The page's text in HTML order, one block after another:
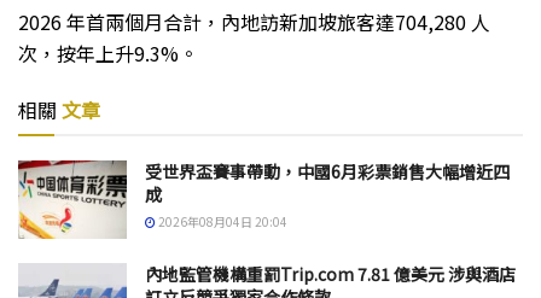
2026 年首兩個月合計，內地訪新加坡旅客達704,280 人
次，按年上升9.3%。
相關 文章
受世界盃賽事帶動，中國6月彩票銷售大幅增近四
成
2026年08月04日 20:04
內地監管機構重罰Trip.com 7.81 億美元 涉與酒店